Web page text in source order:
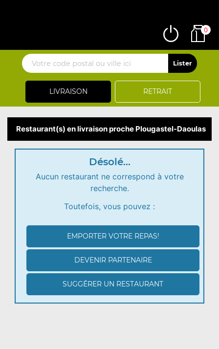
LIVRAISON RETRAIT
0
Restaurant(s) en livraison proche Plougastel-Daoulas
Désolé...
Aucun restaurant ne correspond à votre
recherche.
Toutefois, vous pouvez :
EMPORTER VOTRE REPAS!
DEVENIR PARTENAIRE
SUGGÉRER UN RESTAURANT